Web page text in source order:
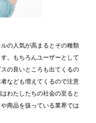
の人気が高まるとその種類
。もちろんユーザーとして
の良いところも出てくるの
なども増えてくるので注意
わたしたちの社会の至ると
商品を扱っている業界では